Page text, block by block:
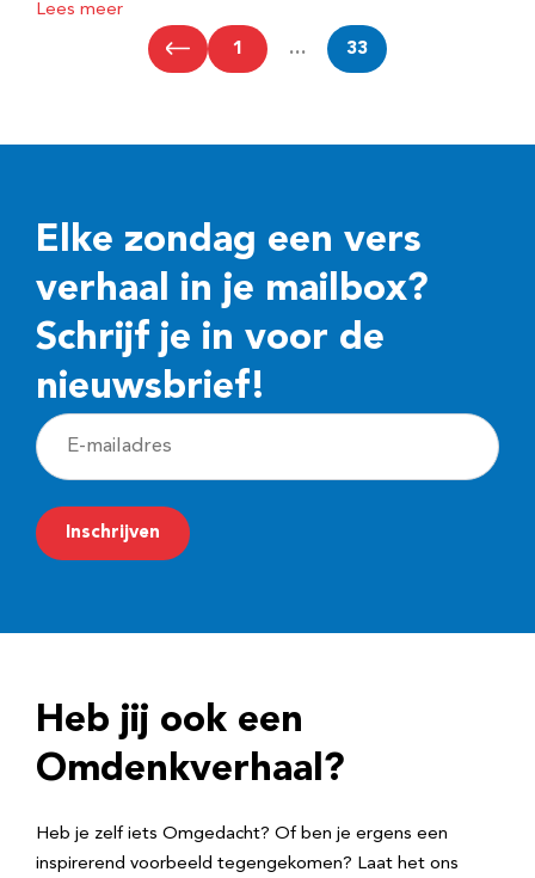
Lees meer
1 … 33
Elke zondag een vers
verhaal in je mailbox?
Schrijf je in voor de
nieuwsbrief!
E
-
m
a
r
e
Inschrijven
Heb jij ook een
Omdenkverhaal?
Heb je zelf iets Omgedacht? Of ben je ergens een
inspirerend voorbeeld tegengekomen? Laat het ons